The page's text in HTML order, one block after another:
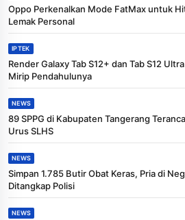
Oppo Perkenalkan Mode FatMax untuk
Lemak Personal
IPTEK
Render Galaxy Tab S12+ dan Tab S12
Mirip Pendahulunya
NEWS
89 SPPG di Kabupaten Tangerang
Urus SLHS
NEWS
Simpan 1.785 Butir Obat Keras, Pria di
Ditangkap Polisi
NEWS